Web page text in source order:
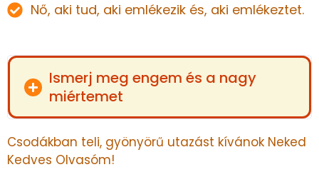
Nő, aki tud, aki emlékezik és, aki emlékeztet.
Ismerj meg engem és a nagy
miértemet
Csodákban teli, gyönyörű utazást kívánok Neked
Kedves Olvasóm!